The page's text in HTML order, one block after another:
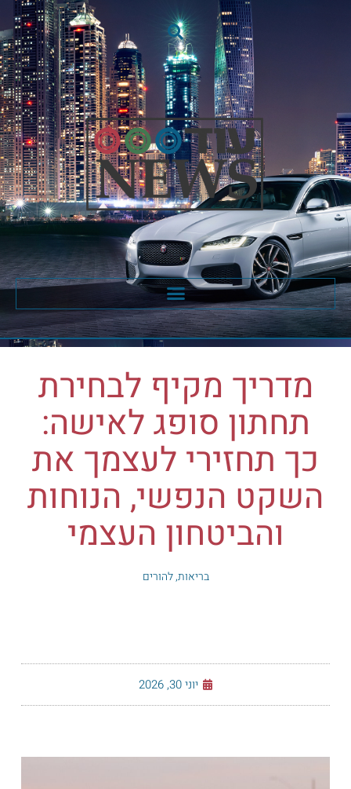
מדריך מקיף לבחירת
תחתון סופג לאישה:
כך תחזירי לעצמך את
השקט הנפשי, הנוחות
והביטחון העצמי
בריאות,להורים
יוני 30, 2026